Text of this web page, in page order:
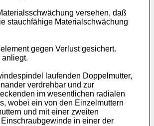
versehen, daß
stauchfähige Materialschwächung
gegen Verlust gesichert.
laufenden Doppelmutter,
verdrehbar und zur
im wesentlichen radialen
wobei ein von den Einzelmuttern
und mit einer zweiten
in einer der